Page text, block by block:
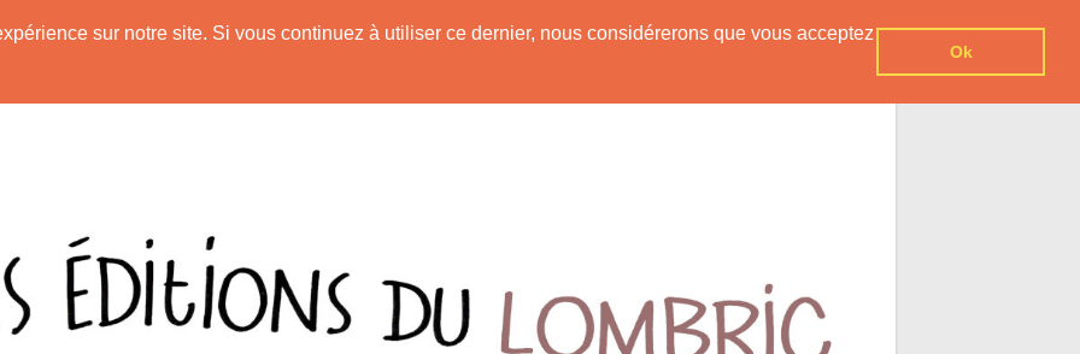
sur notre site. Si vous continuez à utiliser ce dernier, nous considérerons que vous acceptez
Ok